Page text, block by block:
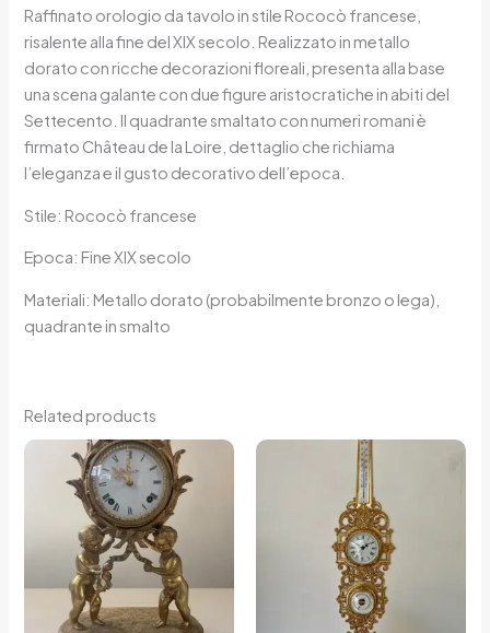
Raffinato orologio da tavolo in stile Rococò francese,
risalente alla fine del XIX secolo. Realizzato in metallo
dorato con ricche decorazioni floreali, presenta alla base
una scena galante con due figure aristocratiche in abiti del
Settecento. Il quadrante smaltato con numeri romani è
firmato Château de la Loire, dettaglio che richiama
l’eleganza e il gusto decorativo dell’epoca.
Stile: Rococò francese
Epoca: Fine XIX secolo
Materiali: Metallo dorato (probabilmente bronzo o lega),
quadrante in smalto
Related products